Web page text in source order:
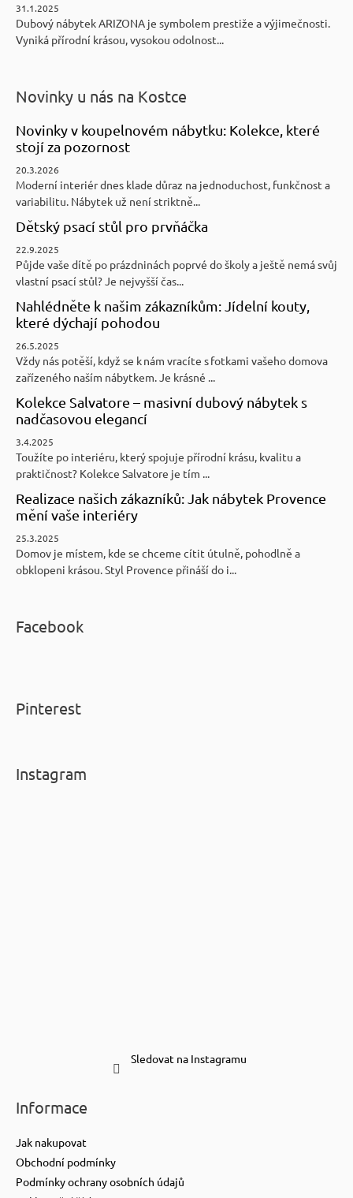
31.1.2025
Dubový nábytek ARIZONA je symbolem prestiže a výjimečnosti.
Vyniká přírodní krásou, vysokou odolnost...
Novinky u nás na Kostce
Novinky v koupelnovém nábytku: Kolekce, které
stojí za pozornost
20.3.2026
Moderní interiér dnes klade důraz na jednoduchost, funkčnost a
variabilitu. Nábytek už není striktně...
Dětský psací stůl pro prvňáčka
22.9.2025
Půjde vaše dítě po prázdninách poprvé do školy a ještě nemá svůj
vlastní psací stůl? Je nejvyšší čas...
Nahlédněte k našim zákazníkům: Jídelní kouty,
které dýchají pohodou
26.5.2025
Vždy nás potěší, když se k nám vracíte s fotkami vašeho domova
zařízeného naším nábytkem. Je krásné ...
Kolekce Salvatore – masivní dubový nábytek s
nadčasovou elegancí
3.4.2025
Toužíte po interiéru, který spojuje přírodní krásu, kvalitu a
praktičnost? Kolekce Salvatore je tím ...
Realizace našich zákazníků: Jak nábytek Provence
mění vaše interiéry
25.3.2025
Domov je místem, kde se chceme cítit útulně, pohodlně a
obklopeni krásou. Styl Provence přináší do i...
Facebook
Pinterest
Instagram
Sledovat na Instagramu
Informace
Jak nakupovat
Obchodní podmínky
Podmínky ochrany osobních údajů